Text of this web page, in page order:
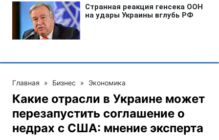
Главная » Бизнес » Экономика
Какие отрасли в Украине может
перезапустить соглашение о
недрах с США: мнение эксперта